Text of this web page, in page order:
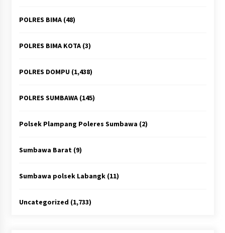
POLRES BIMA(48)
POLRES BIMA KOTA(3)
POLRES DOMPU(1,438)
POLRES SUMBAWA(145)
Polsek Plampang Poleres Sumbawa (2)
Sumbawa Barat(9)
Sumbawa polsek Labangk(11)
Uncategorized (1,733)